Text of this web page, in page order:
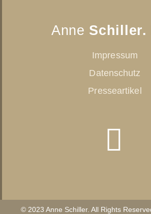
Anne Schiller.
Impressum
Datenschutz
Presseartikel
© 2023 Anne Schiller. All Rights